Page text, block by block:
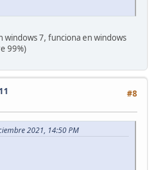
windows 7, funciona en windows
99%)
#8
2021, 14:50 PM